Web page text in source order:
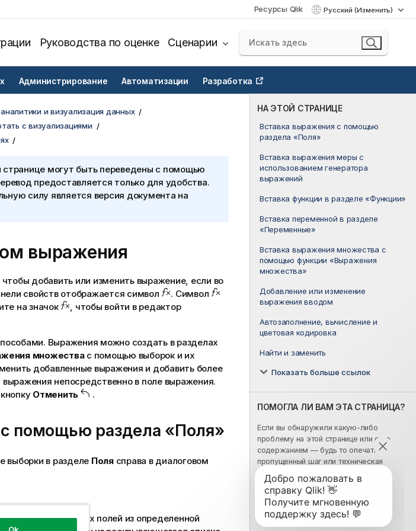
Ресурсы Qlik Русский (Изменить)
Руководства по оценке Сценарии
Администрирование Автоматизации Разработка
НА ЭТОЙ СТРАНИЦЕ
Вставка выражения с помощью
раздела «Поля»
Вставка выражения меры с
использованием генератора
выражений
Вставка функции в разделе «Функции»
Вставка переменной в разделе
«Переменные»
Вставка выражения множества с
помощью функции «Выражения
множества»
Добавление или изменение
выражения вводом
Автозаполнение, вычисление и
цветовая кодировка
Найти и заменить
Показать больше ссылок
ПОМОГЛА ЛИ ВАМ ЭТА СТРАНИЦА?
Если вы обнаружили какую-либо
проблему на этой странице или с ее
содержанием — будь то опечатка,
пропущенный шаг или техническая
ошибка, сообщите нам об этом!
Оставьте свой отзыв здесь
и визуализация данных
с визуализациями
могут быть переведены с помощью
предоставляется только для удобства.
силу является версия документа на
выражения
добавить или изменить выражение, если во
свойствотображается символ
. Символ
на значок
, чтобы войти в редактор
Выражения можно создать в разделах
множествас помощью выбороки их
добавленные выражения и добавить более
непосредственно в поле выражения.
Отменить .
помощью раздела «Поля»
выборки в разделе Полясправа в диалоговом
доступных полей из определенной